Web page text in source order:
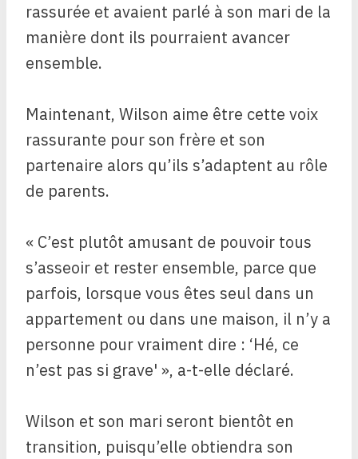
rassurée et avaient parlé à son mari de la
manière dont ils pourraient avancer
ensemble.
Maintenant, Wilson aime être cette voix
rassurante pour son frère et son
partenaire alors qu’ils s’adaptent au rôle
de parents.
« C’est plutôt amusant de pouvoir tous
s’asseoir et rester ensemble, parce que
parfois, lorsque vous êtes seul dans un
appartement ou dans une maison, il n’y a
personne pour vraiment dire : ‘Hé, ce
n’est pas si grave' », a-t-elle déclaré.
Wilson et son mari seront bientôt en
transition, puisqu’elle obtiendra son